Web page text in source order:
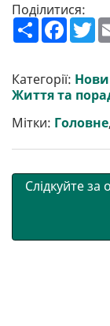
Поділитися:
П
о
р
и
т
F
a
b
o
o
T
w
t
e
r
Категорії:
Життя та
Мітки: Головне,
Слідкуйте